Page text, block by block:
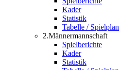
Kader
Statistik
Tabelle / Spielplan
2.Männermannschaft
Spielberichte
Kader
Statistik